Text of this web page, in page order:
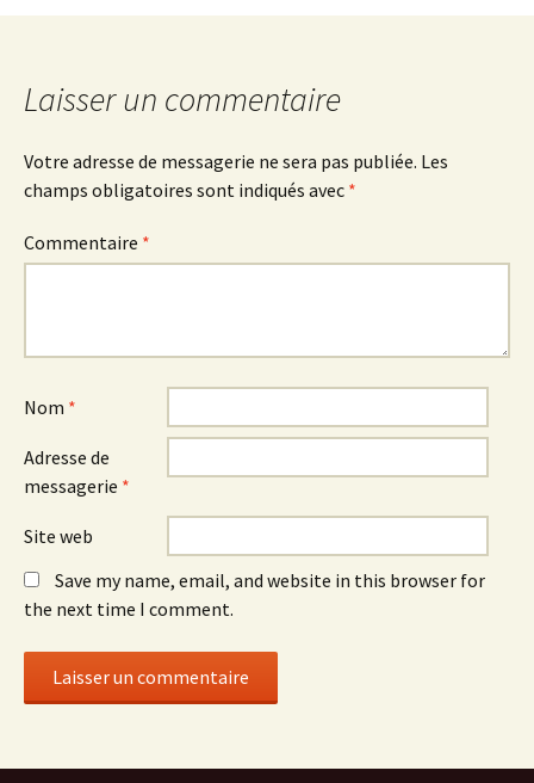
des
articles
Laisser un commentaire
Votre adresse de messagerie ne sera pas publiée. Les
champs obligatoires sont indiqués avec *
Commentaire *
Nom *
Adresse de
messagerie *
Site web
Save my name, email, and website in this browser for
the next time I comment.